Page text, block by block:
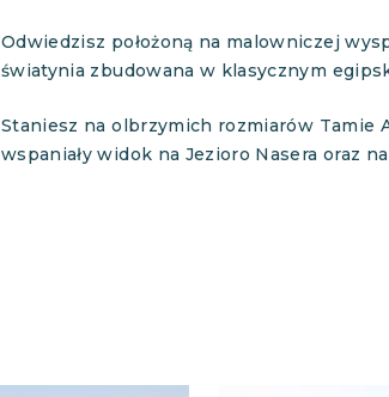
Odwiedzisz położoną na malowniczej
światynia zbudowana w klasycznym
Staniesz na olbrzymich rozmiarów Tamie
wspaniały widok na Jezioro Nasera oraz